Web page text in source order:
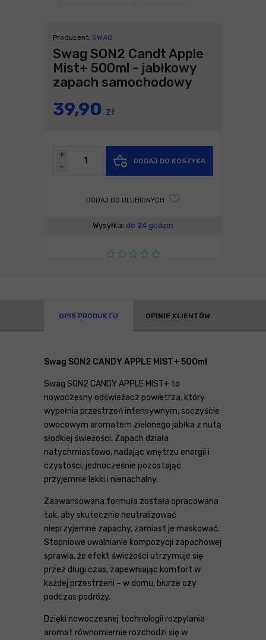
Producent: SWAG
Swag SON2 Candt Apple
Mist+ 500ml - jabłkowy
zapach samochodowy
39,90 zł
-
+
DODAJ DO KOSZYKA
DODAJ DO ULUBIONYCH
Wysyłka: do 24 godzin
OPIS PRODUKTU OPINIE KLIENTÓW
Swag SON2 CANDY APPLE MIST+ 500ml
Swag SON2 CANDY APPLE MIST+ to
nowoczesny odświeżacz powietrza, który
wypełnia przestrzeń intensywnym, soczyście
owocowym aromatem zielonego jabłka z nutą
słodkiej świeżości. Zapach działa
natychmiastowo, nadając wnętrzu energii i
czystości, jednocześnie pozostając
przyjemnie lekki i nienachalny.
Zaawansowana formuła została opracowana
tak, aby skutecznie neutralizować
nieprzyjemne zapachy, zamiast je maskować.
Stopniowe uwalnianie kompozycji zapachowej
sprawia, że efekt świeżości utrzymuje się
przez długi czas, zapewniając komfort w
każdej przestrzeni – w domu, biurze czy
podczas podróży.
Dzięki nowoczesnej technologii rozpylania
aromat równomiernie rozchodzi się w